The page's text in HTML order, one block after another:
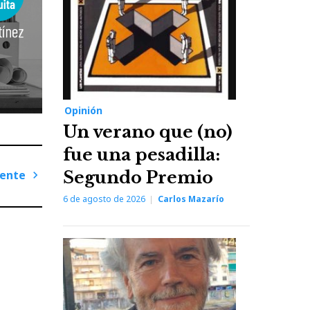
Opinión
Un verano que (no)
fue una pesadilla:
Segundo Premio
6 de agosto de 2026 Carlos Mazarío